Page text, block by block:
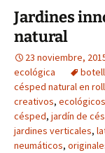
Jardines
natural
23 noviembre,
ecológica
césped natural en
creativos, ecológicos
césped, jardín de
jardines verticales,
neumáticos,